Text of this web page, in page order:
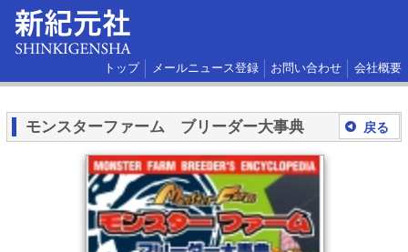
トップ メールニュース登録 お問い合わせ 会社概要
戻る
モンスターファーム ブリーダー大事典